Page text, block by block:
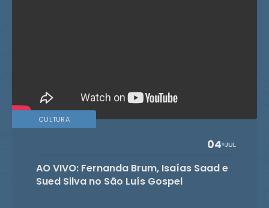
CULTURA
04 JUL
AO VIVO: Fernanda Brum, Isaías Saad e
Sued Silva no São Luís Gospel